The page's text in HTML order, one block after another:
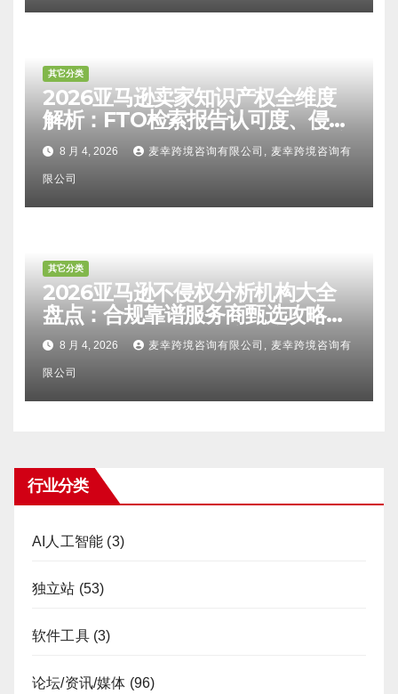
其它分类
2026亚马逊卖家知识产权全维度
解析：FTO检索报告认可度、侵权
比对区别、TRO应诉方法及服务商
甄选避坑全攻略
8 月 4, 2026 麦幸跨境咨询有限公司, 麦幸跨境咨询有
限公司
其它分类
2026亚马逊不侵权分析机构大全
盘点：合规靠谱服务商甄选攻略、
避坑FAQ及标杆机构实力详解
8 月 4, 2026 麦幸跨境咨询有限公司, 麦幸跨境咨询有
限公司
行业分类
AI人工智能 (3)
独立站 (53)
软件工具(3)
论坛/资讯/媒体 (96)